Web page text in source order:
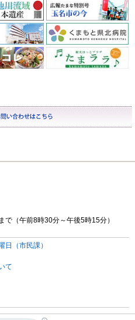
で（午前8時30分～午後5時15分）
日（市民課）
て